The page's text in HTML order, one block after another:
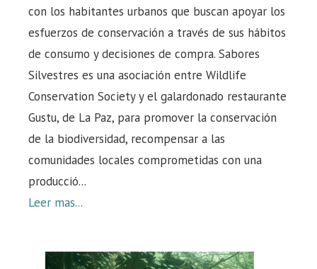
con los habitantes urbanos que buscan apoyar los
esfuerzos de conservación a través de sus hábitos
de consumo y decisiones de compra. Sabores
Silvestres es una asociación entre Wildlife
Conservation Society y el galardonado restaurante
Gustu, de La Paz, para promover la conservación
de la biodiversidad, recompensar a las
comunidades locales comprometidas con una
producció...
Leer mas...